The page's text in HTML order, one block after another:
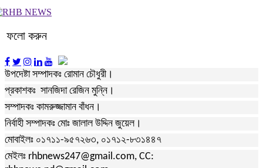
ফলো করুন
উপদেষ্টা সম্পাদকঃ রোমান চৌধুরী।
প্রকাশকঃ সানজিদা রেজিন মুন্নি।
সম্পাদকঃ কামরুজ্জামান বাঁধন।
নির্বাহী সম্পাদকঃ মোঃ জালাল উদ্দিন জুয়েল।
মোবাইলঃ ০১৭১১-৯৫৭২৬৩, ০১৭১২-৮৩১৪৪৭
মেইলঃ rhbnews247@gmail.com, CC: